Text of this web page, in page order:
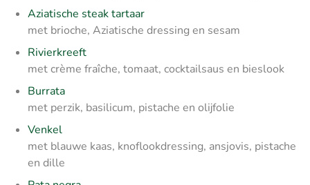
Aziatische steak tartaar
met brioche, Aziatische dressing en sesam
Rivierkreeft
met crème fraîche, tomaat, cocktailsaus en bieslook
Burrata
met perzik, basilicum, pistache en olijfolie
Venkel
met blauwe kaas, knoflookdressing, ansjovis, pistache
en dille